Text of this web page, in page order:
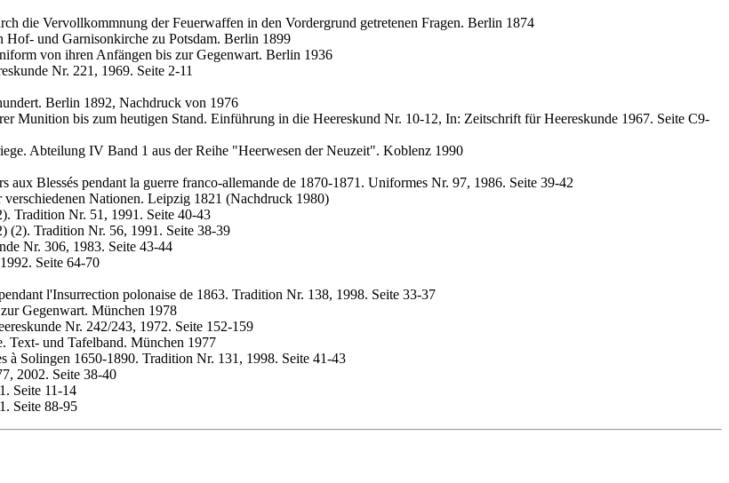
die Vervollkommnung der Feuerwaffen in den Vordergrund getretenen Fragen. Berlin 1874
Hof- und Garnisonkirche zu Potsdam. Berlin 1899
von ihren Anfängen bis zur Gegenwart. Berlin 1936
Nr. 221, 1969. Seite 2-11
Berlin 1892, Nachdruck von 1976
bis zum heutigen Stand. Einführung in die Heereskund Nr. 10-12, In: Zeitschrift für Heereskunde 1967. Seite C9-
Abteilung IV Band 1 aus der Reihe "Heerwesen der Neuzeit". Koblenz 1990
Blessés pendant la guerre franco-allemande de 1870-1871. Uniformes Nr. 97, 1986. Seite 39-42
Nationen. Leipzig 1821 (Nachdruck 1980)
Tradition Nr. 51, 1991. Seite 40-43
(2). Tradition Nr. 56, 1991. Seite 38-39
Nr. 306, 1983. Seite 43-44
Seite 64-70
l'Insurrection polonaise de 1863. Tradition Nr. 138, 1998. Seite 33-37
Gegenwart. München 1978
Nr. 242/243, 1972. Seite 152-159
Text- und Tafelband. München 1977
à Solingen 1650-1890. Tradition Nr. 131, 1998. Seite 41-43
2002. Seite 38-40
Seite 11-14
Seite 88-95